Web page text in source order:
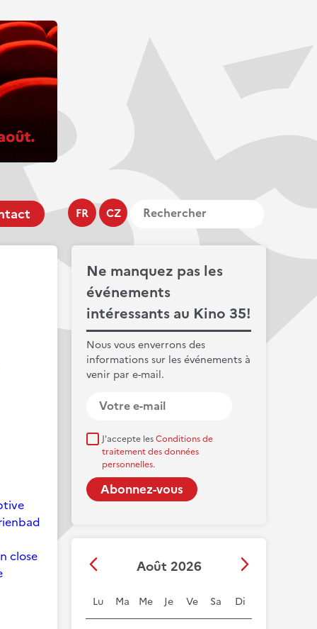
FR CZ
Ne manquez pas les
événements
intéressants au Kino 35!
Nous vous enverrons des
informations sur les événements à
venir par e-mail.
J'accepte lesConditions de
traitement des données
personnelles.
Août 2026
Lu Ma Me Je Ve Sa Di
close